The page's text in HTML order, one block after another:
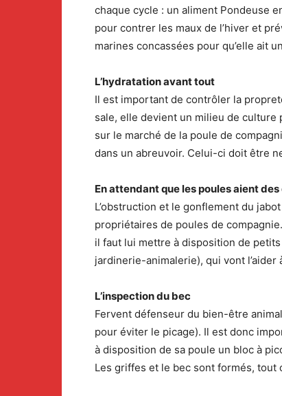
chaque cycle : un aliment Pondeuse
pour contrer les maux de l’hiver et
marines concassées pour qu’elle ait
L’hydratation avant tout
Il est important de contrôler la
sale, elle devient un milieu de culture
sur le marché de la poule de
dans un abreuvoir. Celui-ci doit être
En attendant que les poules aient
L’obstruction et le gonflement du
propriétaires de poules de
il faut lui mettre à disposition de
jardinerie-animalerie), qui vont
L’inspection du bec
Fervent défenseur du bien-être
pour éviter le picage). Il est donc
à disposition de sa poule un bloc à
Les griffes et le bec sont formés, tout